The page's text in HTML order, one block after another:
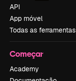
API
App móvel
Todas as ferramentas
Começar
Academy